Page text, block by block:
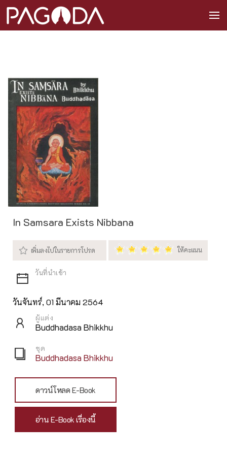
In Samsara Exists Nibbana
วันจันทร์, 01 มีนาคม 2564
ผู้แต่ง
Buddhadasa Bhikkhu
ชุด
Buddhadasa Bhikkhu
ดาวน์โหลด E-Book
อ่าน E-Book เรื่องนี้